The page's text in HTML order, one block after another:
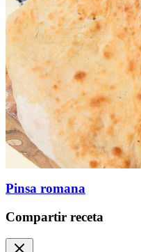
Pinsa romana
Compartir receta